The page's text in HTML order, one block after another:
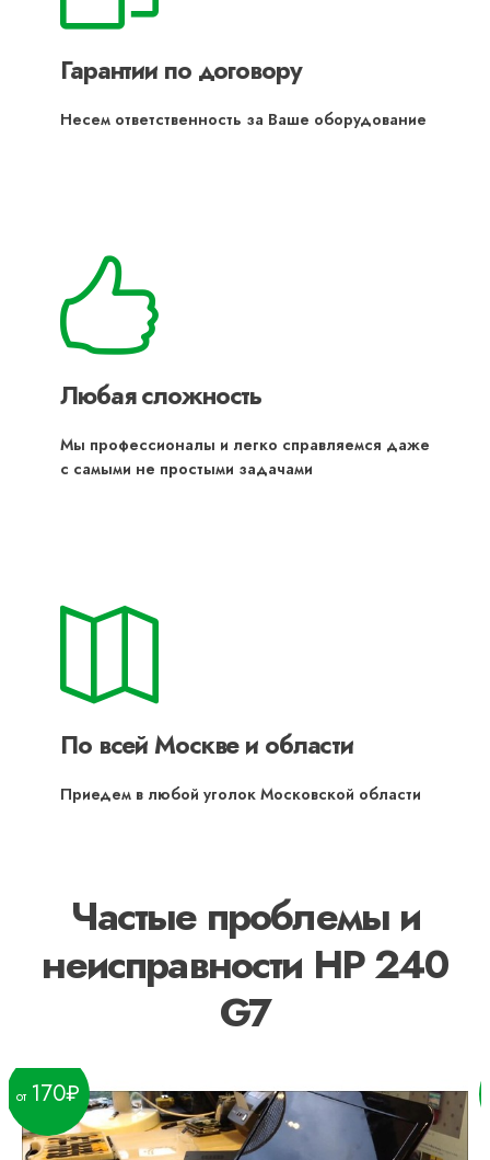
Гарантии по договору
Несем ответственность за Ваше оборудование
Любая сложность
Мы профессионалы и легко справляемся даже
с самыми не простыми задачами
По всей Москве и области
Приедем в любой уголок Московской области
Частые проблемы и
неисправности HP 240
G7
170